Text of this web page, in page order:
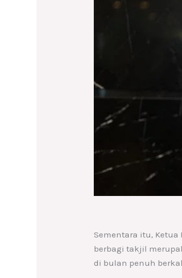
Sementara itu, Ketua
berbagi takjil
di bulan penuh